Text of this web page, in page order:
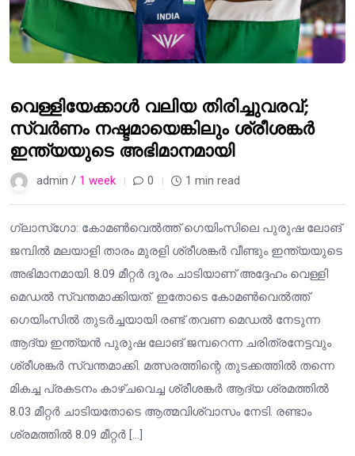
വെള്ളിയേക്കാൾ വലിയ തിരിച്ചുവരവ്;
സ്വർണം നഷ്ടമായെങ്കിലും ശ്രീശങ്കർ
ഇന്ത്യയുടെ അഭിമാനമായി
admin / 1 week 0 1 min read
ഗ്ലാസ്ഗോ: കോമൺവെൽത്ത് ഗെയിംസിലെ പുരുഷ ലോങ്
ജമ്പിൽ മലയാളി താരം മുരളി ശ്രീശങ്കർ വീണ്ടും ഇന്ത്യയുടെ
അഭിമാനമായി. 8.09 മീറ്റർ ദൂരം ചാടിയാണ് അദ്ദേഹം വെള്ളി
മെഡൽ സ്വന്തമാക്കിയത്. ഇതോടെ കോമൺവെൽത്ത്
ഗെയിംസിൽ തുടർച്ചയായി രണ്ട് തവണ മെഡൽ നേടുന്ന
ആദ്യ ഇന്ത്യൻ പുരുഷ ലോങ് ജമ്പറെന്ന ചരിത്രനേട്ടവും
ശ്രീശങ്കർ സ്വന്തമാക്കി. മത്സരത്തിന്റെ തുടക്കത്തിൽ തന്നെ
മികച്ച പ്രകടനം കാഴ്ചവെച്ച ശ്രീശങ്കർ ആദ്യ ശ്രമത്തിൽ
8.03 മീറ്റർ ചാടിയതോടെ ആത്മവിശ്വാസം നേടി. രണ്ടാം
ശ്രമത്തിൽ 8.09 മീറ്റർ […]